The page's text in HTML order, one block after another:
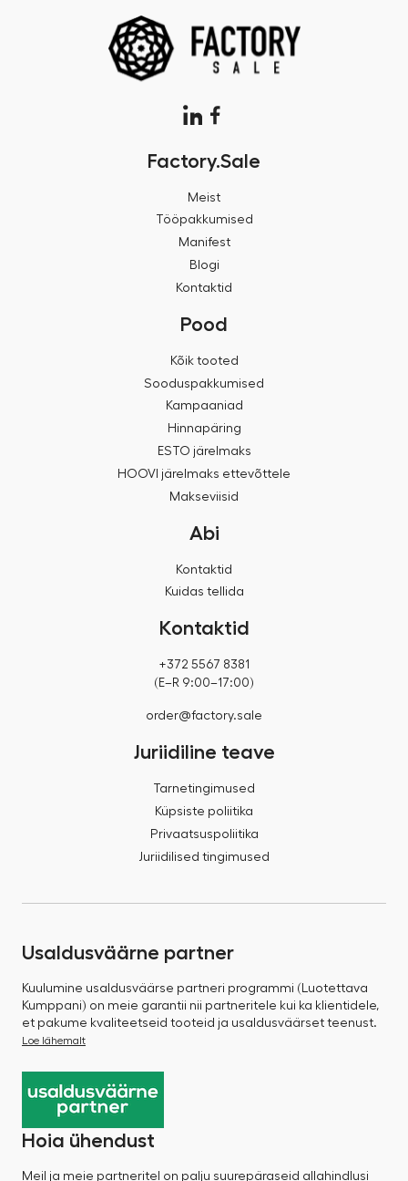
Factory.Sale
Meist
Tööpakkumised
Manifest
Blogi
Kontaktid
Pood
Kõik tooted
Sooduspakkumised
Kampaaniad
Hinnapäring
ESTO järelmaks
HOOVI järelmaks ettevõttele
Makseviisid
Abi
Kontaktid
Kuidas tellida
Kontaktid
+372 5567 8381
(E–R 9:00–17:00)
order@factory.sale
Juriidiline teave
Tarnetingimused
Küpsiste poliitika
Privaatsuspoliitika
Juriidilised tingimused
Usaldusväärne partner
Kuulumine usaldusväärse partneri programmi (Luotettava
Kumppani) on meie garantii nii partneritele kui ka klientidele,
et pakume kvaliteetseid tooteid ja usaldusväärset teenust.
Loe lähemalt
Hoia ühendust
Meil ja meie partneritel on palju suurepäraseid allahindlusi